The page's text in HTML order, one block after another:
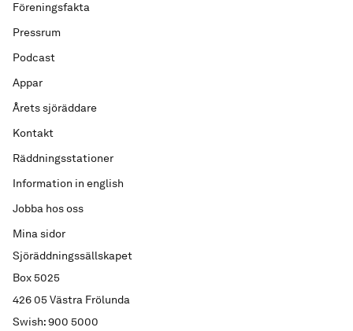
Sjöräddningssällskapet
Box 5025
426 05 Västra Frölunda
Swish: 900 5000
Föreningsfakta
Pressrum
Podcast
Appar
Årets sjöräddare
Kontakt
Räddningsstationer
Information in english
Jobba hos oss
Mina sidor